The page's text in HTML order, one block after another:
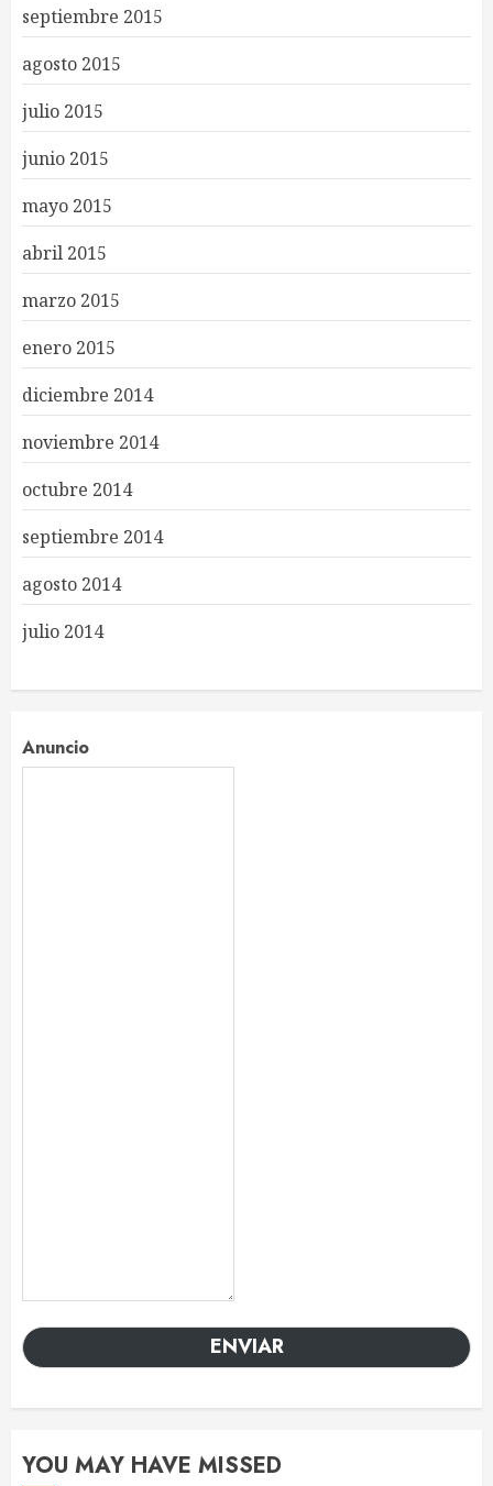
septiembre 2015
agosto 2015
julio 2015
junio 2015
mayo 2015
abril 2015
marzo 2015
enero 2015
diciembre 2014
noviembre 2014
octubre 2014
septiembre 2014
agosto 2014
julio 2014
Anuncio
ENVIAR
YOU MAY HAVE MISSED